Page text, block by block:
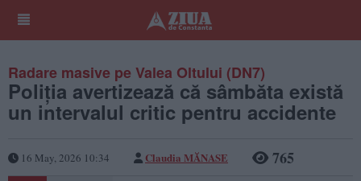
Radare masive pe Valea Oltului (DN7)
Poliția avertizează că sâmbăta există
un intervalul critic pentru accidente
16 May, 2026 10:34 Claudia MĂNASE 765